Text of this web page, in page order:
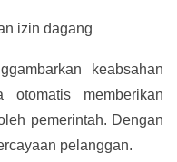
izin dagang
keabsahan
memberikan
pemerintah. Dengan
pelanggan.